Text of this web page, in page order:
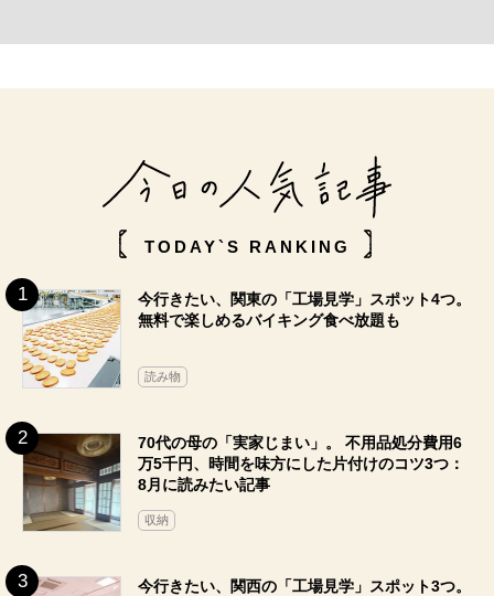
TODAY`S RANKING
今行きたい、関東の「工場見学」スポット4つ。
無料で楽しめるバイキング食べ放題も
読み物
70代の母の「実家じまい」。 不用品処分費用6
万5千円、時間を味方にした片付けのコツ3つ：
8月に読みたい記事
収納
今行きたい、関西の「工場見学」スポット3つ。